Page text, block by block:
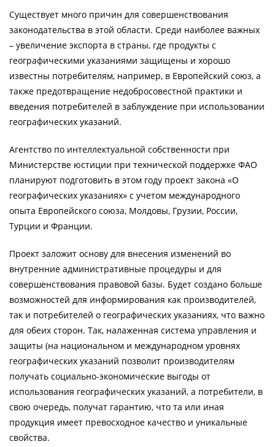
Существует много причин для совершенствования
законодательства в этой области. Среди наиболее важных
– увеличение экспорта в страны, где продукты с
географическими указаниями защищены и хорошо
известны потребителям, например, в Европейский союз, а
также предотвращение недобросовестной практики и
введения потребителей в заблуждение при использовании
географических указаний.
Агентство по интеллектуальной собственности при
Министерстве юстиции при технической поддержке ФАО
планируют подготовить в этом году проект закона «О
географических указаниях» с учетом международного
опыта Европейского союза, Молдовы, Грузии, России,
Турции и Франции.
Проект заложит основу для внесения изменений во
внутренние административные процедуры и для
совершенствования правовой базы. Будет создано больше
возможностей для информирования как производителей,
так и потребителей о географических указаниях, что важно
для обеих сторон. Так, налаженная система управления и
защиты (на национальном и международном уровнях
географических указаний позволит производителям
получать социально-экономические выгоды от
использования географических указаний, а потребители, в
свою очередь, получат гарантию, что та или иная
продукция имеет превосходное качество и уникальные
свойства.